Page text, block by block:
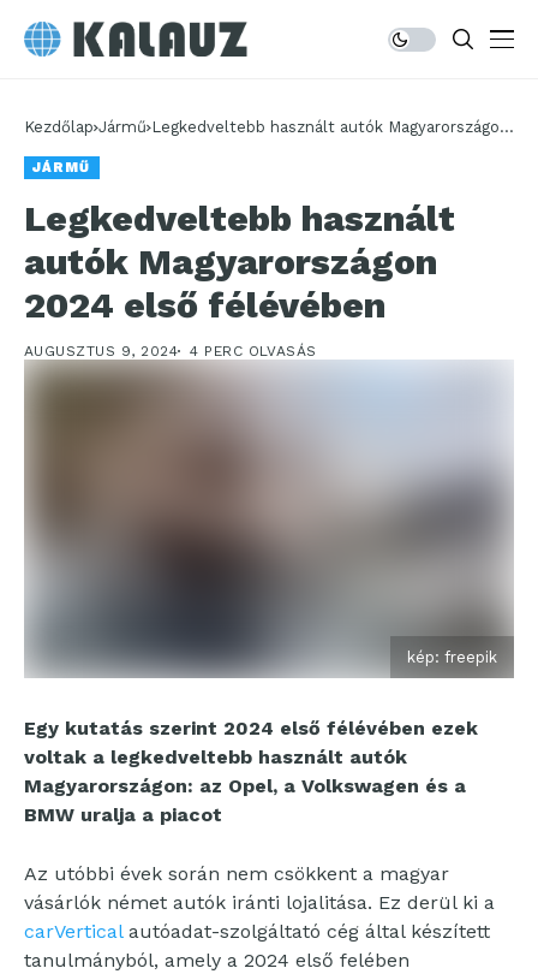
Kezdőlap Jármű Legkedveltebb használt autók Magyarországon
JÁRMŰ
Legkedveltebb használt
autók Magyarországon
2024 első félévében
AUGUSZTUS 9, 2024 4 PERC OLVASÁS
kép: freepik
Egy kutatás szerint 2024 első félévében ezek
voltak a legkedveltebb használt autók
Magyarországon: az Opel, a Volkswagen és a
BMW uralja a piacot
Az utóbbi évek során nem csökkent a magyar
vásárlók német autók iránti lojalitása. Ez derül ki a
carVerticalautóadat-szolgáltató cég által készített
tanulmányból, amely a 2024 első felében